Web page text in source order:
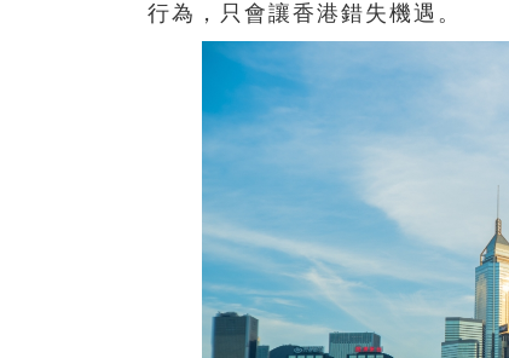
行為，只會讓香港錯失機遇。